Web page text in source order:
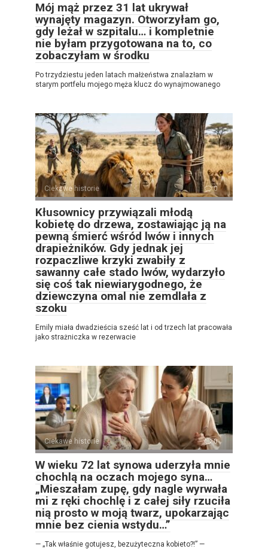
Mój mąż przez 31 lat ukrywał
wynajęty magazyn. Otworzyłam go,
gdy leżał w szpitalu… i kompletnie
nie byłam przygotowana na to, co
zobaczyłam w środku
Po trzydziestu jeden latach małżeństwa znalazłam w
starym portfelu mojego męża klucz do wynajmowanego
Ciekawe historie 0
Kłusownicy przywiązali młodą
kobietę do drzewa, zostawiając ją na
pewną śmierć wśród lwów i innych
drapieżników. Gdy jednak jej
rozpaczliwe krzyki zwabiły z
sawanny całe stado lwów, wydarzyło
się coś tak niewiarygodnego, że
dziewczyna omal nie zemdlała z
szoku
Emily miała dwadzieścia sześć lat i od trzech lat pracowała
jako strażniczka w rezerwacie
Ciekawe historie 0
W wieku 72 lat synowa uderzyła mnie
chochlą na oczach mojego syna…
„Mieszałam zupę, gdy nagle wyrwała
mi z ręki chochlę i z całej siły rzuciła
nią prosto w moją twarz, upokarzając
mnie bez cienia wstydu…”
— „Tak właśnie gotujesz, bezużyteczna kobieto?!” —